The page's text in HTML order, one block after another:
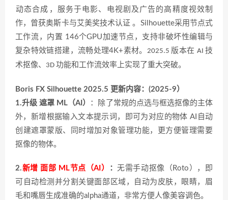
‌动态合成‌，服务于电影、电视剧及广告的高精度视效制
作，曾获奥斯卡与艾美奖技术认证 。Silhouette采用节点式
工作流‌，内置 ‌146个GPU加速节点‌，支持非破坏性编辑与
复杂特效链搭建，流畅处理4K+素材。 2025.5 版本在 AI技
术抠像、 3D 功能和工作流效率上实现了重大突破。
Boris FX Silhouette 2025‌.5 更新内容：(2025-9）
1.升级 遮罩 ML（AI）
：除了常规的点选与框选抠像的主体
外，新增根据输入文本提示词，即可为对应的物体 AI自动
创建遮罩蒙版、同时增加对象管理功能，更方便管理需要
抠像的物体。
2.新增 面部 ML节点（AI） ：无需手动抠像（Roto），即
可自动检测并分割关键面部区域，自动为皮肤，眼睛，眉
毛和嘴唇生成准确的alpha通道，非常方便人像美容调色。